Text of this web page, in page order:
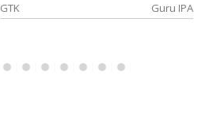
GTK
Guru IPA